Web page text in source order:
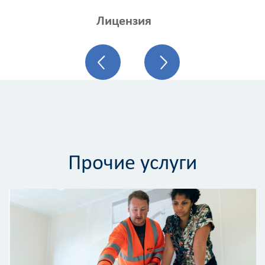
Лицензия
Прочие услуги
Площадь
Стоимость
работ
0